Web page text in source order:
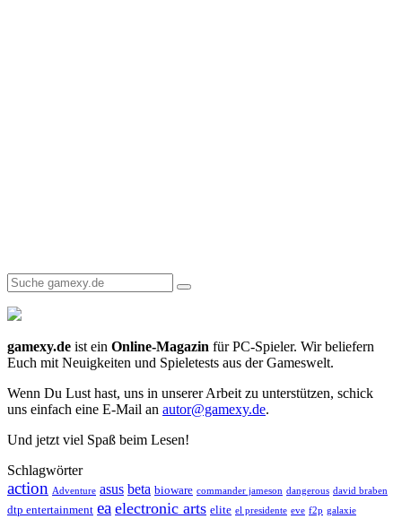
gamexy.de ist ein Online-Magazin für PC-Spieler. Wir beliefern
Euch mit Neuigkeiten und Spieletests aus der Gameswelt.
Wenn Du Lust hast, uns in unserer Arbeit zu unterstützen, schick
uns einfach eine E-Mail an autor@gamexy.de.
Und jetzt viel Spaß beim Lesen!
Schlagwörter
action Adventure asus beta bioware commander jameson dangerous david braben
dtp entertainment ea electronic arts elite el presidente eve f2p galaxie